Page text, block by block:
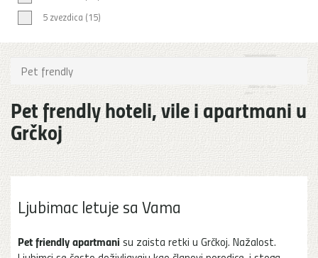
5 zvezdica (15)
Pet frendly
Pet frendly hoteli, vile i apartmani u
Grčkoj
Ljubimac letuje sa Vama
Pet friendly apartmani su zaista retki u Grčkoj. Nažalost.